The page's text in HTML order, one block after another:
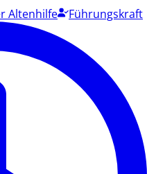
Altenhilfe Führungskraft